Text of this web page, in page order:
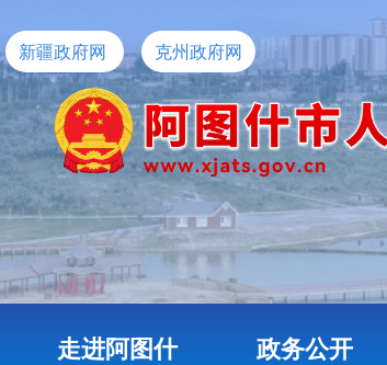
新疆政府网 克州政府网
走进阿图什 政务公开